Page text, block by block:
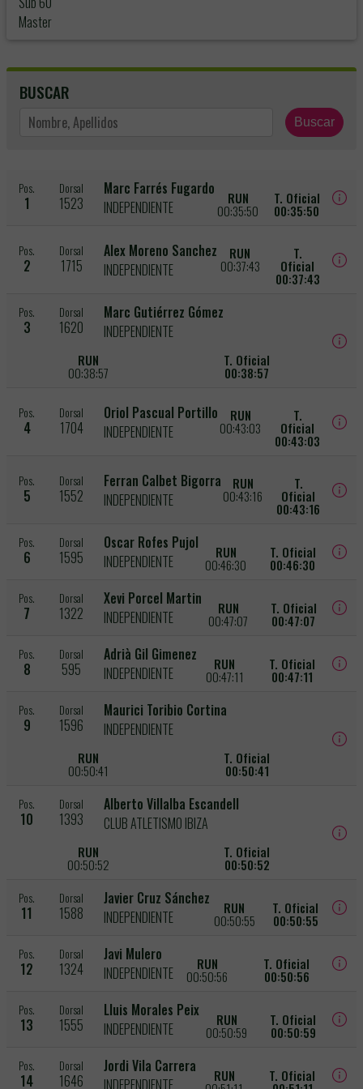
Master
BUSCAR
Buscar
Pos.
1
Dorsal
1523
Marc Farrés Fugardo
INDEPENDIENTE
RUN
00:35:50
T. Oficial
00:35:50
Pos.
2
Dorsal
1715
Alex Moreno Sanchez
INDEPENDIENTE
RUN
00:37:43
T.
Oficial
00:37:43
Pos.
3
Dorsal
1620
Marc Gutiérrez Gómez
INDEPENDIENTE
RUN
00:38:57
T. Oficial
00:38:57
Pos.
4
Dorsal
1704
Oriol Pascual Portillo
INDEPENDIENTE
RUN
00:43:03
T.
Oficial
00:43:03
Pos.
5
Dorsal
1552
Ferran Calbet Bigorra
INDEPENDIENTE
RUN
00:43:16
T.
Oficial
00:43:16
Pos.
6
Dorsal
1595
Oscar Rofes Pujol
INDEPENDIENTE
RUN
00:46:30
T. Oficial
00:46:30
Pos.
7
Dorsal
1322
Xevi Porcel Martin
INDEPENDIENTE
RUN
00:47:07
T. Oficial
00:47:07
Pos.
8
Dorsal
595
Adrià Gil Gimenez
INDEPENDIENTE
RUN
00:47:11
T. Oficial
00:47:11
Pos.
9
Dorsal
1596
Maurici Toribio Cortina
INDEPENDIENTE
RUN
00:50:41
T. Oficial
00:50:41
Pos.
10
Dorsal
1393
Alberto Villalba Escandell
CLUB ATLETISMO IBIZA
RUN
00:50:52
T. Oficial
00:50:52
Pos.
11
Dorsal
1588
Javier Cruz Sánchez
INDEPENDIENTE
RUN
00:50:55
T. Oficial
00:50:55
Pos.
12
Dorsal
1324
Javi Mulero
INDEPENDIENTE
RUN
00:50:56
T. Oficial
00:50:56
Pos.
13
Dorsal
1555
Lluis Morales Peix
INDEPENDIENTE
RUN
00:50:59
T. Oficial
00:50:59
Pos.
14
Dorsal
1646
Jordi Vila Carrera
INDEPENDIENTE
RUN T. Oficial